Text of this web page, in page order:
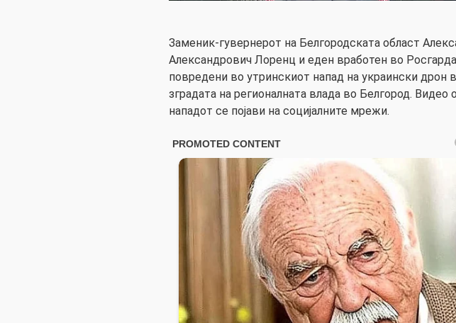
Заменик-гувернерот на Белгородската област
Александрович Лоренц и еден вработен во
повредени во утринскиот напад на украински дрон
зградата на регионалната влада во Белгород. Видео
нападот се појави на социјалните мрежи.